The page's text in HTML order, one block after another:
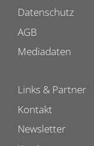
Datenschutz
AGB
Mediadaten
Links & Partner
Kontakt
Newsletter